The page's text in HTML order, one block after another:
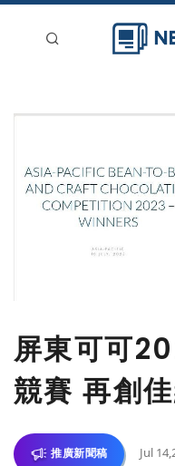
刊登
屏東可可
競賽 再創
推廣新聞稿 Jul